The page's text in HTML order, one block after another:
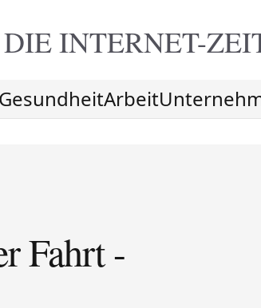
INTERNET-
GesundheitArbeit
Fahrt -